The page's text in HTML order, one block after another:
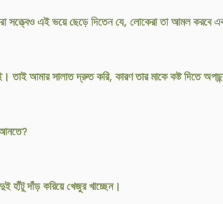
এই ভয়ে ছেড়ে দিতেন যে, লোকেরা তা আমল করবে
তাই আমার সালাত দ্রুত করি, কারণ তার মাকে কষ্ট দিতে
হাঁটু দাঁড় করিয়ে খেজুর খাচ্ছেন।